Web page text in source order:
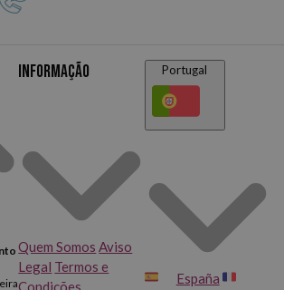
Informação
Quem Somos Aviso
Legal Termos e
Condições
Portugal
España